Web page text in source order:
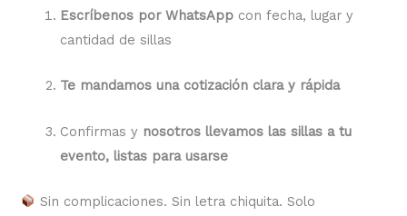
Escríbenos por WhatsApp con fecha, lugar y
cantidad de sillas
Te mandamos una cotización clara y rápida
Confirmas y nosotros llevamos las sillas a tu
evento, listas para usarse
Sin complicaciones. Sin letra chiquita. Solo